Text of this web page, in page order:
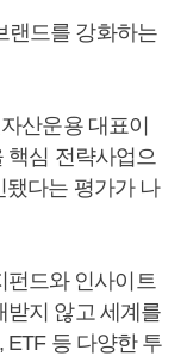
랜드를 강화하는
산운용 대표이
핵심 전략사업으
됐다는 평가가 나
드와 인사이트
받지 않고 세계를
ETF 등 다양한 투